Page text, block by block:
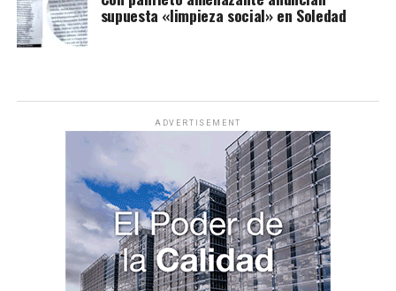
supuesta «limpieza social» en Soledad
ADVERTISEMENT